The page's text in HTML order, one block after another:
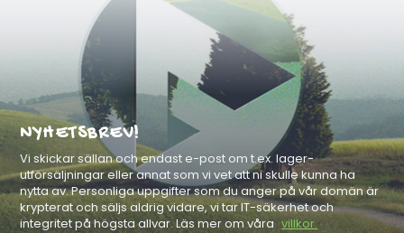
NYHETSBREV!
Vi skickar sällan och endast e-post om t.ex. lager-
utförsäljningar eller annat som vi vet att ni skulle kunna ha
nytta av. Personliga uppgifter som du anger på vår domän är
krypterat och säljs aldrig vidare, vi tar IT-säkerhet och
integritet på högsta allvar. Läs mer om våra villkor.